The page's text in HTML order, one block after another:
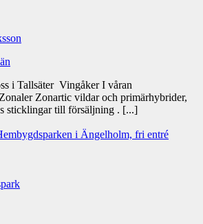
i Tallsäter Vingåker I våran
Zonartic vildar och primärhybrider,
sticklingar till försäljning . [...]
i Ängelholm, fri entré